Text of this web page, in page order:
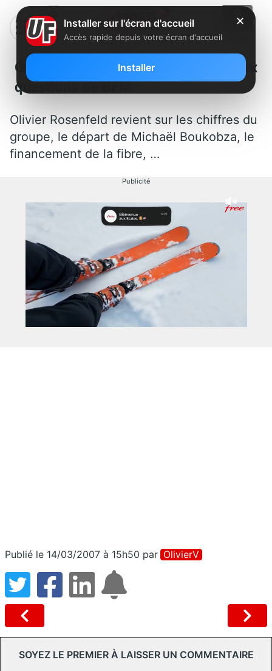
Olivier Rosenfeld répond aux
questions de BFM
Olivier Rosenfeld revient sur les chiffres du
groupe, le départ de Michaël Boukobza, le
financement de la fibre, …
Publicité
Publié le 14/03/2007 à 15h50 par OlivierV
SOYEZ LE PREMIER À LAISSER UN COMMENTAIRE
✕
Installer sur l'écran d'accueil
Accès rapide depuis votre écran d'accueil
Installer